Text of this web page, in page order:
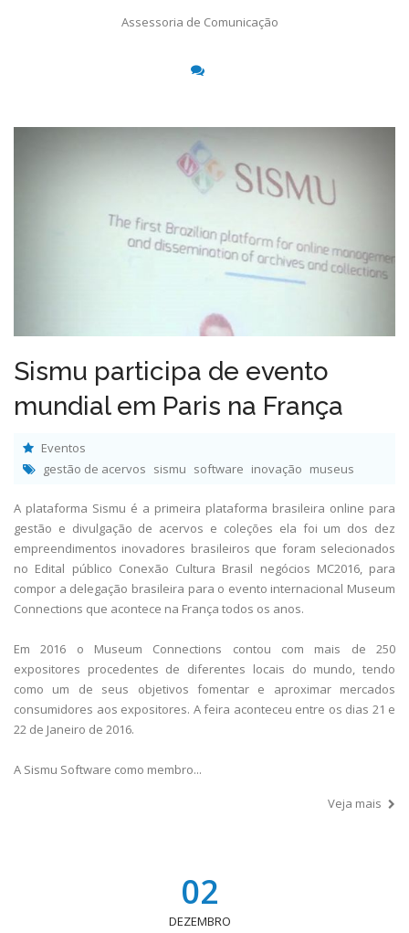
Assessoria de Comunicação
Sismu participa de evento
mundial em Paris na França
Eventos
gestão de acervos sismu software inovação museus
A plataforma Sismu é a primeira plataforma brasileira online para
gestão e divulgação de acervos e coleções ela foi um dos dez
empreendimentos inovadores brasileiros que foram selecionados
no Edital público Conexão Cultura Brasil negócios MC2016, para
compor a delegação brasileira para o evento internacional Museum
Connections que acontece na França todos os anos.
Em 2016 o Museum Connections contou com mais de 250
expositores procedentes de diferentes locais do mundo, tendo
como um de seus objetivos fomentar e aproximar mercados
consumidores aos expositores. A feira aconteceu entre os dias 21 e
22 de Janeiro de 2016.
A Sismu Software como membro...
Veja mais
02
DEZEMBRO